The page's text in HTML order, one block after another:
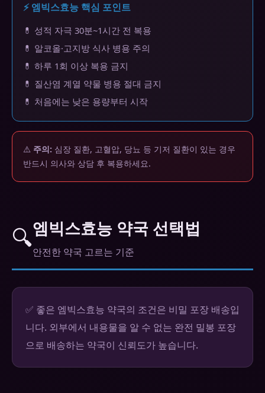
⚡ 엠빅스효능 핵심 포인트
💊 성적 자극 30분~1시간 전 복용
💊 알코올·고지방 식사 병용 주의
💊 하루 1회 이상 복용 금지
💊 질산염 계열 약물 병용 절대 금지
💊 처음에는 낮은 용량부터 시작
⚠️ 주의: 심장 질환, 고혈압, 당뇨 등 기저 질환이 있는 경우
반드시 의사와 상담 후 복용하세요.
🔍엠빅스효능 약국 선택법
안전한 약국 고르는 기준
✅ 좋은 엠빅스효능 약국의 조건은 비밀 포장 배송입
니다. 외부에서 내용물을 알 수 없는 완전 밀봉 포장
으로 배송하는 약국이 신뢰도가 높습니다.